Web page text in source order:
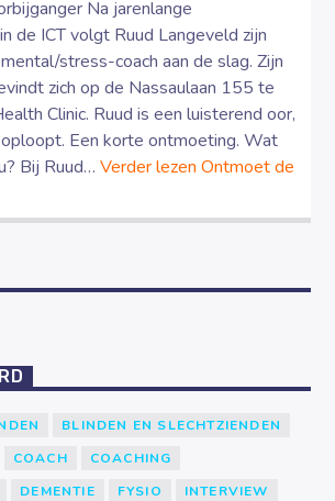
Na jarenlange
de ICT volgt Ruud Langeveld zijn
stress-coach aan de slag. Zijn
zich op de Nassaulaan 155 te
Clinic. Ruud is een luisterend oor,
Een korte ontmoeting. Wat
Bij Ruud…Verder lezen Ontmoet de
BLINDEN EN SLECHTZIENDEN
COACH
COACHING
DEMENTIE FYSIO
INTERVIEW